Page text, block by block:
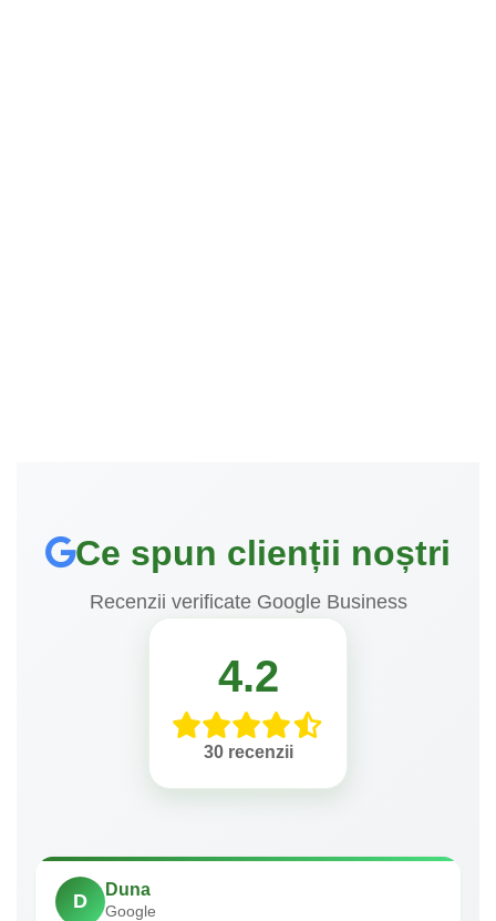
Ce spun clienții noștri
Recenzii verificate Google Business
4.2
30 recenzii
D
Duna
Google